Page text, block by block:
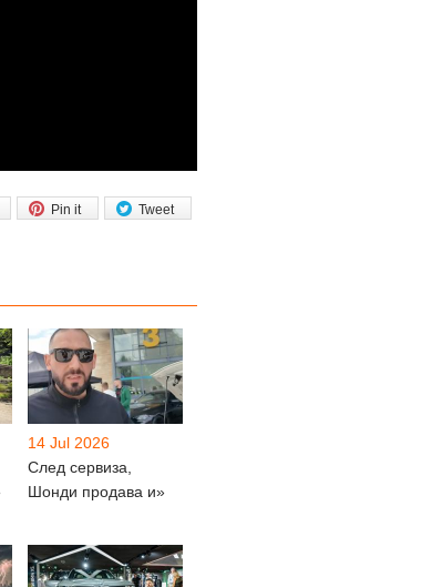
Tweet
Pin it
14 Jul 2026
След сервиза,
Шонди продава и»